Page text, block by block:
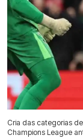
Cria das categorias
Champions League